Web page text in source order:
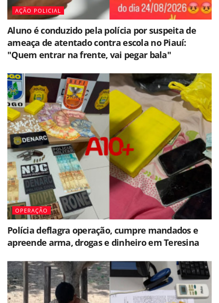
AÇÃO POLICIAL
Aluno é conduzido pela polícia por suspeita de
ameaça de atentado contra escola no Piauí:
"Quem entrar na frente, vai pegar bala"
OPERAÇÃO
Polícia deflagra operação, cumpre mandados e
apreende arma, drogas e dinheiro em Teresina